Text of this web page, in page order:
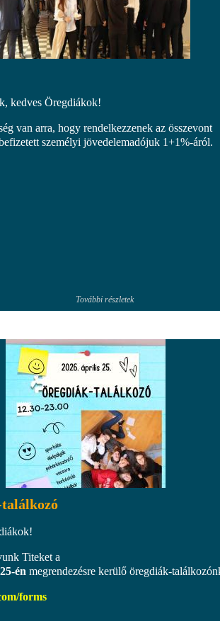
kedves Öregdiákok!
van arra, hogy rendelkezzenek az összevont
személyi jövedelemadójuk 1+1%-áról.
További részletek
Titeket a
én megrendezésre kerülő öregdiák-
forms